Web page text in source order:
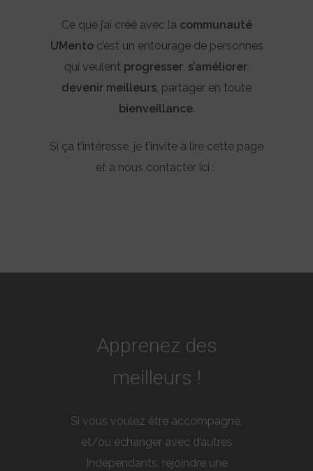
Ce que j’ai créé avec la communauté
UMentoc’est un entourage de personnes
qui veulent progresser, s’améliorer,
devenir meilleurs, partager en toute
bienveillance.
Si ça t’intéresse, je t’invite à lire cette page
et à nous contacter ici :
Apprenez des
meilleurs !
Si vous voulez être accompagné,
et/ou échanger avec d’autres
Indépendants, rejoindre une